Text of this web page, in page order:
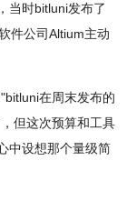
当时bitluni发布了
件公司Altium主动
在周末发布的
但这次预算和工具
中设想那个量级简